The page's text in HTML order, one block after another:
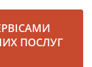
ПОСЛУГ